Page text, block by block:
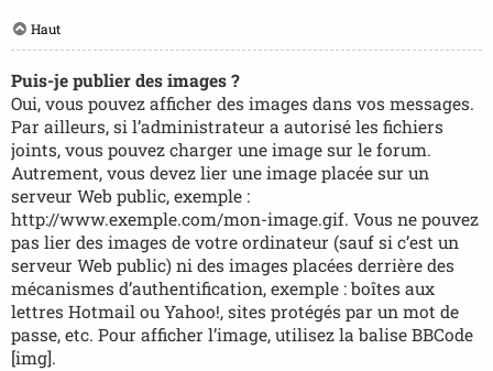
Haut
Puis-je publier des images ?
Oui, vous pouvez afficher des images dans vos messages.
Par ailleurs, si l’administrateur a autorisé les fichiers
joints, vous pouvez charger une image sur le forum.
Autrement, vous devez lier une image placée sur un
serveur Web public, exemple :
http://www.exemple.com/mon-image.gif. Vous ne pouvez
pas lier des images de votre ordinateur (sauf si c’est un
serveur Web public) ni des images placées derrière des
mécanismes d’authentification, exemple : boîtes aux
lettres Hotmail ou Yahoo!, sites protégés par un mot de
passe, etc. Pour afficher l’image, utilisez la balise BBCode
[img].